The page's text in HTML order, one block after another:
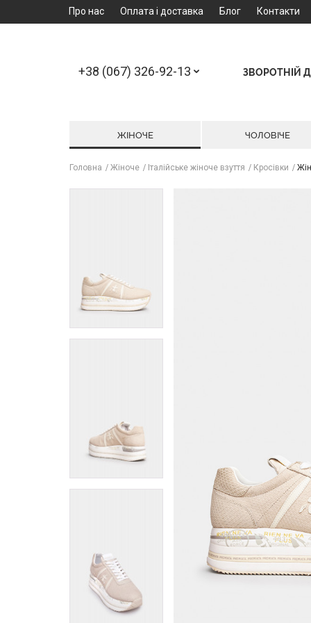
Про нас Оплата і доставка Блог Контакти
+38 (067) 326-92-13 ЗВОРОТНІЙ
ЖІНОЧЕ ЧОЛОВІЧЕ
Головна Жіноче Італійське жіноче взуття Кросівки